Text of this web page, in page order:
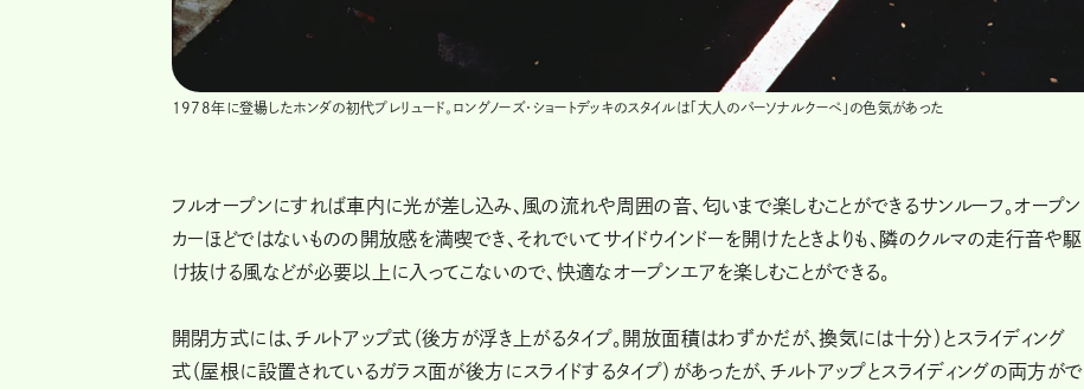
1978年に登場したホンダの初代プレリュード。ロングノーズ・ショートデッキのスタイルは「大人のパーソナルクーペ」の色気があった
フルオープンにすれば車内に光が差し込み、風の流れや周囲の音、匂いまで楽しむことができるサンルーフ。オープン
カーほどではないものの開放感を満喫でき、それでいてサイドウインドーを開けたときよりも、隣のクルマの走行音や駆
け抜ける風などが必要以上に入ってこないので、快適なオープンエアを楽しむことができる。
開閉方式には、チルトアップ式（後方が浮き上がるタイプ。開放面積はわずかだが、換気には十分）とスライディング
式（屋根に設置されているガラス面が後方にスライドするタイプ）があったが、チルトアップとスライディングの両方がで